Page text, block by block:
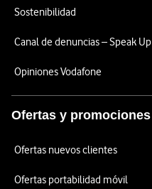
Sostenibilidad
Canal de denuncias – Speak Up
Opiniones Vodafone
Ofertas y promociones
Ofertas nuevos clientes
Ofertas portabilidad móvil